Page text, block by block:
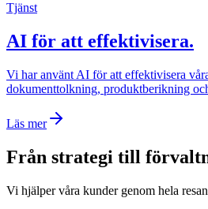
Tjänst
AI för att effektivisera.
Vi har använt AI för att effektivisera
dokumenttolkning, produktberikning
Läs mer
Från strategi till
Vi hjälper våra kunder genom hela